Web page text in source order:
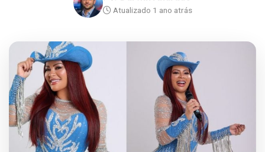
Atualizado 1 ano atrás